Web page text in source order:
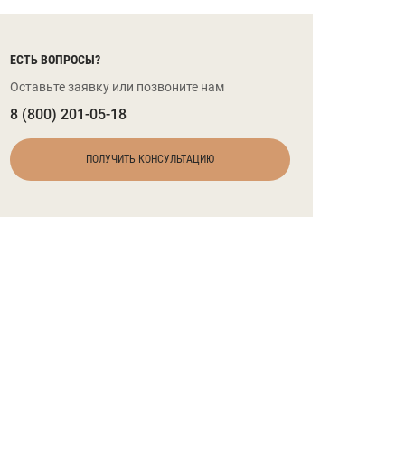
ЕСТЬ ВОПРОСЫ?
Оставьте заявку или позвоните нам
8 (800) 201-05-18
ПОЛУЧИТЬ КОНСУЛЬТАЦИЮ